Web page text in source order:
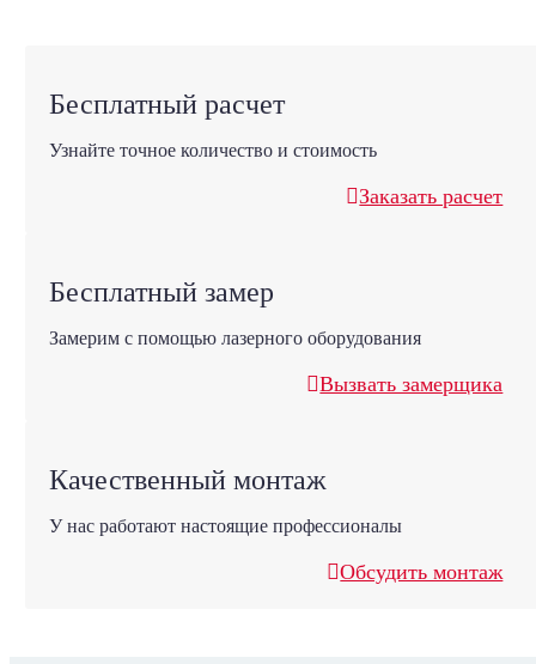
Бесплатный расчет
Узнайте точное количество и стоимость
Заказать расчет
Бесплатный замер
Замерим с помощью лазерного оборудования
Вызвать замерщика
Качественный монтаж
У нас работают настоящие профессионалы
Обсудить монтаж